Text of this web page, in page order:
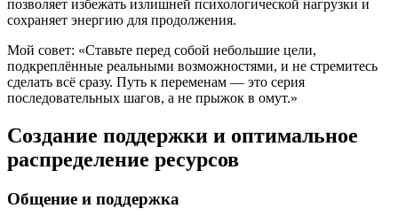
позволяет избежать излишней психологической нагрузки и
сохраняет энергию для продолжения.
Мой совет: «Ставьте перед собой небольшие цели,
подкреплённые реальными возможностями, и не стремитесь
сделать всё сразу. Путь к переменам — это серия
последовательных шагов, а не прыжок в омут.»
Создание поддержки и оптимальное
распределение ресурсов
Общение и поддержка